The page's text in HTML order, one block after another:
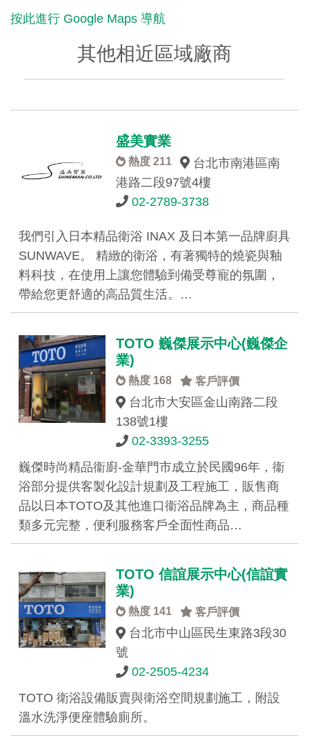
按此進行 Google Maps 導航
其他相近區域廠商
盛美實業
熱度 211
台北市南港區南
港路二段97號4樓
02-2789-3738
我們引入日本精品衛浴 INAX 及日本第一品牌廚具
SUNWAVE。 精緻的衛浴，有著獨特的燒瓷與釉
料科技，在使用上讓您體驗到備受尊寵的氛圍，
帶給您更舒適的高品質生活。…
TOTO 巍傑展示中心(巍傑企
業)
熱度 168 客戶評價
台北市大安區金山南路二段
138號1樓
02-3393-3255
巍傑時尚精品衞廚-金華門市成立於民國96年，衞
浴部分提供客製化設計規劃及工程施工，販售商
品以日本TOTO及其他進口衞浴品牌為主，商品種
類多元完整，便利服務客戶全面性商品…
TOTO 信誼展示中心(信誼實
業)
熱度 141 客戶評價
台北市中山區民生東路3段30
號
02-2505-4234
TOTO 衛浴設備販賣與衛浴空間規劃施工，附設
溫水洗淨便座體驗廁所。